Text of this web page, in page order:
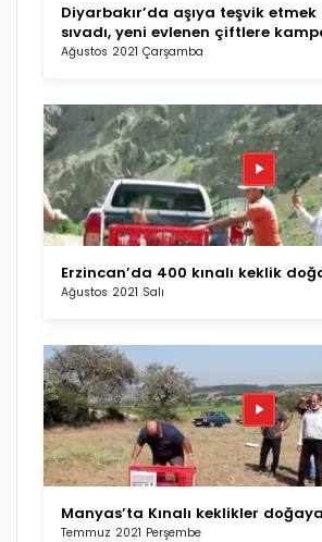
Diyarbakır’da aşıya teşvik
sıvadı, yeni evlenen çiftlere
Ağustos 2021 Çarşamba
Erzincan’da 400 kınalı keklik
Ağustos 2021 Salı
Manyas’ta Kınalı keklikler
Temmuz 2021 Perşembe